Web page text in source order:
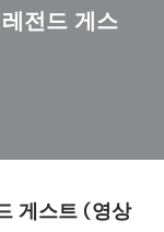
전드 게스
게스트 (영상